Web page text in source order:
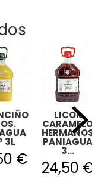
3L
€
LICOR
CARAMELO
HERMANOS
PANIAGUA
3...
24,50 €